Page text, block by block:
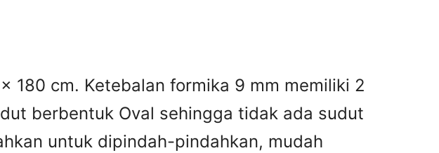
180 cm. Ketebalan formika 9 mm memiliki 2
berbentuk Oval sehingga tidak ada sudut
untuk dipindah-pindahkan, mudah